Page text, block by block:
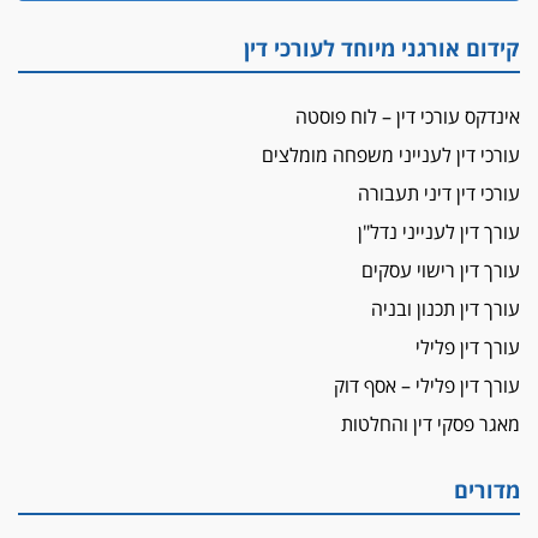
מאסר לעורך הדין
פיקטיביות בשם פלסטינים
על המידתיות
ביה"ד המשמעתי ביטל השעיה לצמיתות של
עורכת-דין שהביעה שמחה ב-7 באוקטובר
אשם
עו"ד הלל בבייב הורשע בהונאת עשרות לקוחות,
ההסדר: 7-9 שנות מאסר
דין ומקרקעין
עורך דין ברמת השרון נחקר בחשד למרמה בעסקת
תובעת משטרתית פוטרה בחשד לעישון סמים
שנחשף בפעילות בלשים בטלגרם
קידום אורגני מיוחד לעורכי דין
אינדקס עורכי דין – לוח פוסטה
עורכי דין לענייני משפחה מומלצים
עורכי דין דיני תעבורה
עורך דין לענייני נדל"ן
עורך דין רישוי עסקים
עורך דין תכנון ובניה
עורך דין פלילי
עורך דין פלילי – אסף דוק
מאגר פסקי דין והחלטות
מדורים